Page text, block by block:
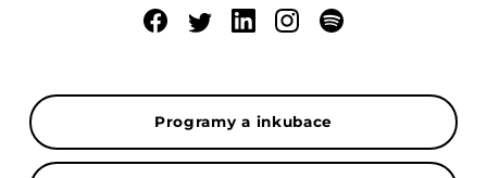
Programy a inkubace